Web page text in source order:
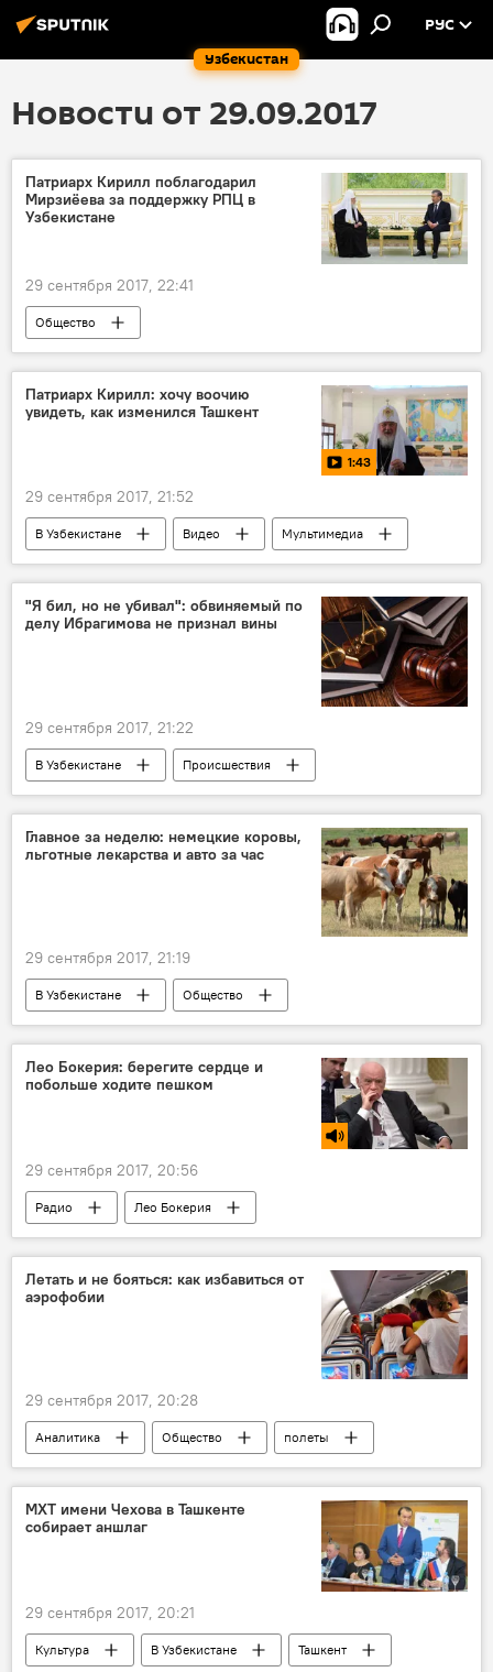
Узбекистан
РУС
Новости от 29.09.2017
Патриарх Кирилл поблагодарил
Мирзиёева за поддержку РПЦ в
Узбекистане
29 сентября 2017, 22:41
Общество
Визит патриарха Московского и всея Руси Кирилла в Узбекистан
Патриарх Кирилл: хочу воочию
увидеть, как изменился Ташкент
1:43
29 сентября 2017, 21:52
В Узбекистане Видео
Мультимедиа
Общество
Ташкент
Патриарх Кирилл
РПЦ
Визит патриарха Московского и всея Руси Кирилла в Узбекистан
"Я бил, но не убивал": обвиняемый по
делу Ибрагимова не признал вины
29 сентября 2017, 21:22
В Узбекистане
Происшествия
Ташкент
Жасурбек Ибрагимов
Главное за неделю: немецкие коровы,
льготные лекарства и авто за час
29 сентября 2017, 21:19
В Узбекистане
Общество
Экономика
События Ташкента
Узбекистан
Шавкат Мирзиёев
GM Uzbekistan
Лео Бокерия: берегите сердце и
побольше ходите пешком
29 сентября 2017, 20:56
Радио Лео Бокерия
Летать и не бояться: как избавиться от
аэрофобии
29 сентября 2017, 20:28
Аналитика Общество
полеты
страхи
самолет аэрофобия
МХТ имени Чехова в Ташкенте
собирает аншлаг
29 сентября 2017, 20:21
Культура В Узбекистане
Ташкент